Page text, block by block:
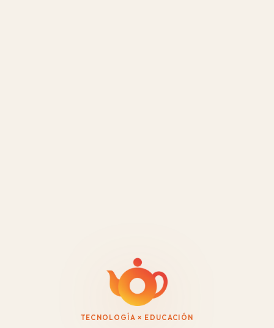
TECNOLOGÍA × EDUCACIÓN